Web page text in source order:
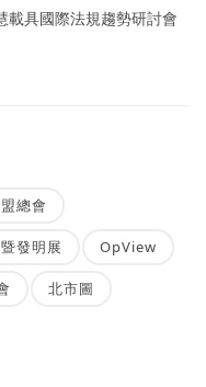
載具國際法規趨勢研討會
總會
發明展 OpView
北市圖